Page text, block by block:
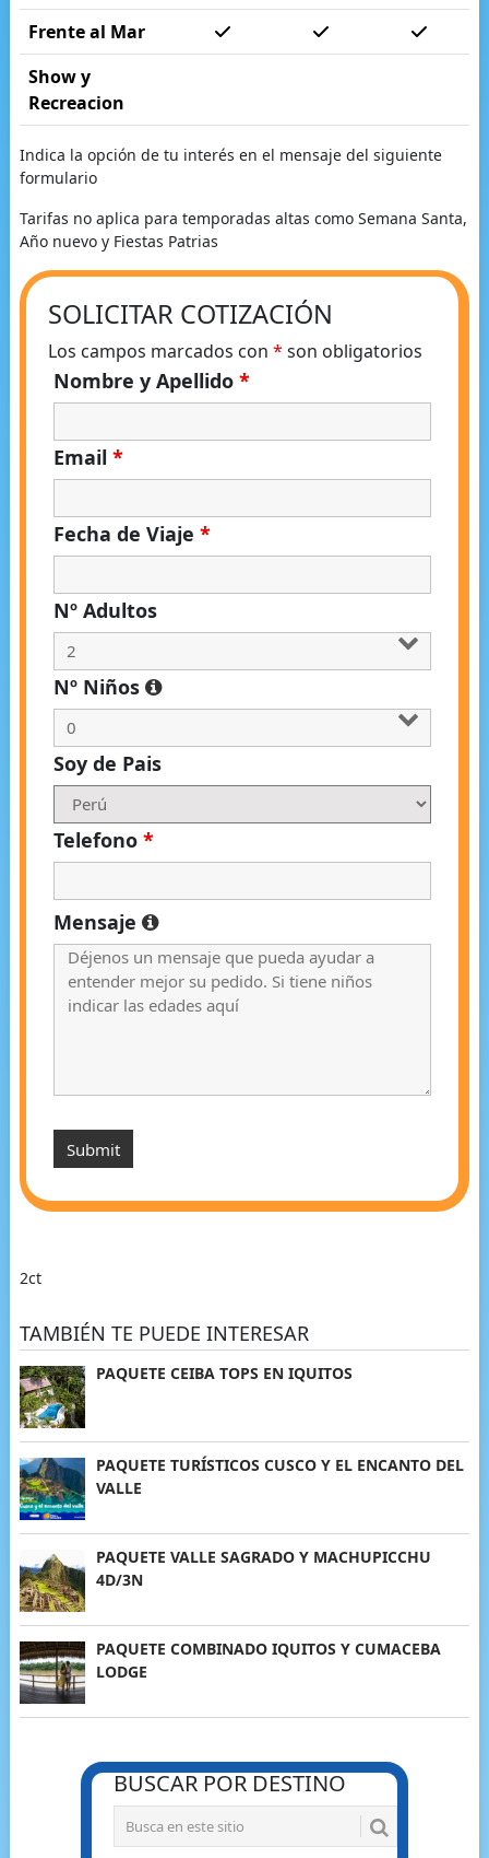
Frente al Mar
Show y
Recreacion
Indica la opción de tu interés en el mensaje del siguiente
formulario
Tarifas no aplica para temporadas altas como Semana Santa,
Año nuevo y Fiestas Patrias
SOLICITAR COTIZACIÓN
Los campos marcados con * son obligatorios
Nombre y Apellido *
Email *
Fecha de Viaje *
Nº Adultos
Nº Niños
Soy de Pais
Telefono *
Mensaje
2ct
TAMBIÉN TE PUEDE INTERESAR
PAQUETE CEIBA TOPS EN IQUITOS
PAQUETE TURÍSTICOS CUSCO Y EL ENCANTO DEL
VALLE
PAQUETE VALLE SAGRADO Y MACHUPICCHU
4D/3N
PAQUETE COMBINADO IQUITOS Y CUMACEBA
LODGE
BUSCAR POR DESTINO